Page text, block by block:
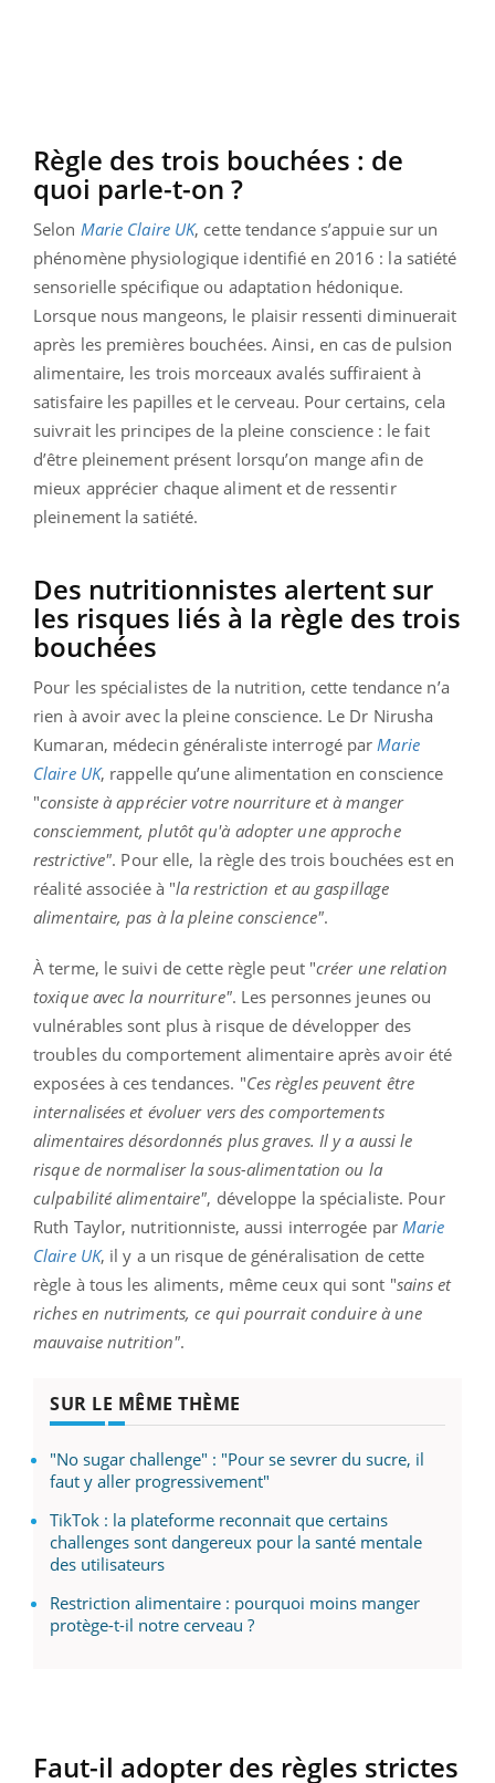
Règle des trois bouchées : de
quoi parle-t-on ?
Selon Marie Claire UK, cette tendance s’appuie sur un
phénomène physiologique identifié en 2016 : la satiété
sensorielle spécifique ou adaptation hédonique.
Lorsque nous mangeons, le plaisir ressenti diminuerait
après les premières bouchées. Ainsi, en cas de pulsion
alimentaire, les trois morceaux avalés suffiraient à
satisfaire les papilles et le cerveau. Pour certains, cela
suivrait les principes de la pleine conscience : le fait
d’être pleinement présent lorsqu’on mange afin de
mieux apprécier chaque aliment et de ressentir
pleinement la satiété.
Des nutritionnistes alertent sur
les risques liés à la règle des trois
bouchées
Pour les spécialistes de la nutrition, cette tendance n’a
rien à avoir avec la pleine conscience. L e Dr Nirusha
Kumaran, médecin généraliste interrogé par Marie
Claire UK, rappelle qu’une alimentation en conscience
"consiste à apprécier votre nourriture et à manger
consciemment, plutôt qu'à adopter une approche
restrictive". Pour elle, la règle des trois bouchées est en
réalité associée à "la restriction et au gaspillage
alimentaire, pas à la pleine conscience".
À terme, le suivi de cette règle peut "créer une relation
toxique avec la nourriture". Les personnes jeunes ou
vulnérables sont plus à risque de développer des
troubles du comportement alimentaire après avoir été
exposées à ces tendances. "Ces règles peuvent être
internalisées et évoluer vers des comportements
alimentaires désordonnés plus graves. Il y a aussi le
risque de normaliser la sous-alimentation ou la
culpabilité alimentaire", développe la spécialiste. Pour
Ruth Taylor, nutritionniste, aussi interrogée par Marie
Claire UK, il y a un risque de généralisation de cette
règle à tous les aliments, même ceux qui sont "sains et
riches en nutriments, ce qui pourrait conduire à une
mauvaise nutrition".
SUR LE MÊME THÈME
"No sugar challenge" : "Pour se sevrer du sucre, il
faut y aller progressivement"
TikTok : la plateforme reconnait que certains
challenges sont dangereux pour la santé mentale
des utilisateurs
Restriction alimentaire : pourquoi moins manger
protège-t-il notre cerveau ?
Faut-il adopter des règles strictes